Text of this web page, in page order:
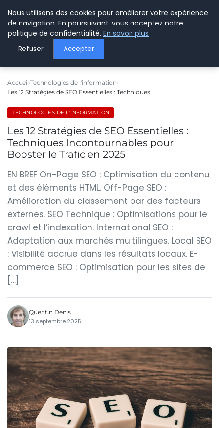
LE WEBMARKETING
Accueil Technologies de l'information
Les 12 Stratégies de SEO Essentielles : Techniques…
TECHNOLOGIES DE L'INFORMATION
Les 12 Stratégies de SEO Essentielles :
Techniques Incontournables pour
Booster le Trafic en 2025
EN BREF On-Page SEO : Optimisation du contenu
et des éléments HTML. Off-Page SEO :
Amélioration du classement par des facteurs
externes. SEO Technique : Optimisations pour le
crawl et l’indexation. International SEO :
Adaptation aux marchés multilingues. Local SEO
: Visibilité accrue dans les résultats locaux. E-
commerce SEO : Optimisation pour les sites de
[…]
Quentin Denis
13 septembre 2025
Nous utilisons des cookies pour améliorer votre expérience
de navigation. En poursuivant, vous acceptez notre
politique de confidentialité. En savoir plus
Refuser Accepter